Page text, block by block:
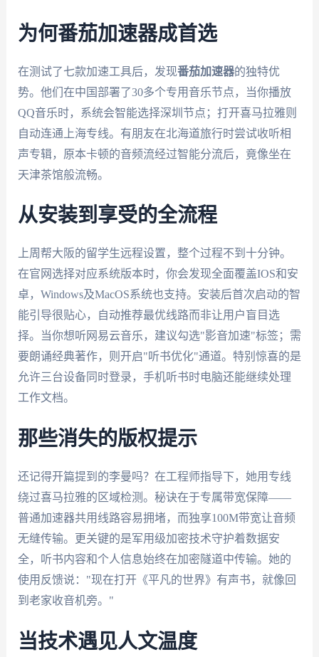
为何番茄加速器成首选
在测试了七款加速工具后，发现番茄加速器的独特优
势。他们在中国部署了30多个专用音乐节点，当你播放
QQ音乐时，系统会智能选择深圳节点；打开喜马拉雅则
自动连通上海专线。有朋友在北海道旅行时尝试收听相
声专辑，原本卡顿的音频流经过智能分流后，竟像坐在
天津茶馆般流畅。
从安装到享受的全流程
上周帮大阪的留学生远程设置，整个过程不到十分钟。
在官网选择对应系统版本时，你会发现全面覆盖IOS和安
卓，Windows及MacOS系统也支持。安装后首次启动的智
能引导很贴心，自动推荐最优线路而非让用户盲目选
择。当你想听网易云音乐，建议勾选"影音加速"标签；需
要朗诵经典著作，则开启"听书优化"通道。特别惊喜的是
允许三台设备同时登录，手机听书时电脑还能继续处理
工作文档。
那些消失的版权提示
还记得开篇提到的李曼吗？在工程师指导下，她用专线
绕过喜马拉雅的区域检测。秘诀在于专属带宽保障——
普通加速器共用线路容易拥堵，而独享100M带宽让音频
无缝传输。更关键的是军用级加密技术守护着数据安
全，听书内容和个人信息始终在加密隧道中传输。她的
使用反馈说："现在打开《平凡的世界》有声书，就像回
到老家收音机旁。"
当技术遇见人文温度